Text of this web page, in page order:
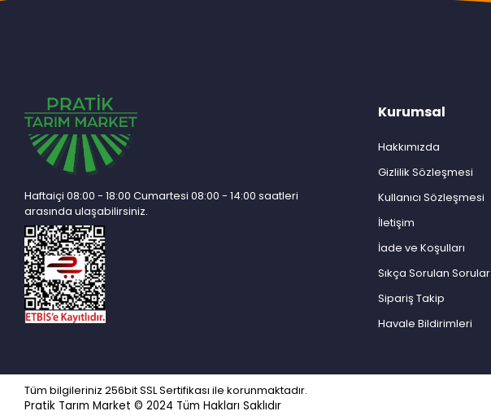
Haftaiçi 08:00 - 18:00 Cumartesi 08:00 - 14:00 saatleri
arasında ulaşabilirsiniz.
Kurumsal
Hakkımızda
Gizlilik Sözleşmesi
Kullanıcı Sözleşmesi
İletişim
İade ve Koşulları
Sıkça Sorulan Sorular
Sipariş Takip
Havale Bildirimleri
Tüm bilgileriniz 256bit SSL Sertifikası ile korunmaktadır.
Pratik Tarım Market © 2024 Tüm Hakları Saklıdır